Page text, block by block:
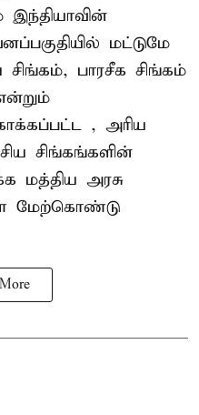
மட்டுமே
சிங்கம், பாரசீக சிங்கம்
, அரிய
சிங்கங்களின்
மத்திய அரசு
மேற்கொண்டு